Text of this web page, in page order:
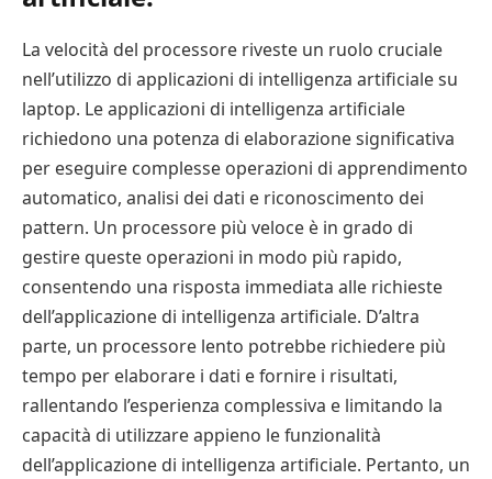
La velocità del processore riveste un ruolo cruciale
nell’utilizzo di applicazioni di intelligenza artificiale su
laptop. Le applicazioni di intelligenza artificiale
richiedono una potenza di elaborazione significativa
per eseguire complesse operazioni di apprendimento
automatico, analisi dei dati e riconoscimento dei
pattern. Un processore più veloce è in grado di
gestire queste operazioni in modo più rapido,
consentendo una risposta immediata alle richieste
dell’applicazione di intelligenza artificiale. D’altra
parte, un processore lento potrebbe richiedere più
tempo per elaborare i dati e fornire i risultati,
rallentando l’esperienza complessiva e limitando la
capacità di utilizzare appieno le funzionalità
dell’applicazione di intelligenza artificiale. Pertanto, un